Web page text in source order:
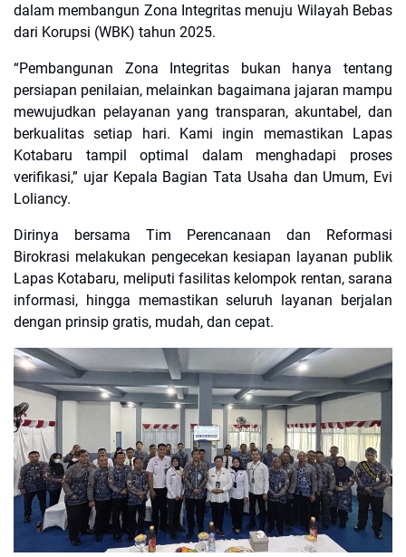
dalam membangun Zona Integritas menuju Wilayah Bebas
dari Korupsi (WBK) tahun 2025.
“Pembangunan Zona Integritas bukan hanya tentang
persiapan penilaian, melainkan bagaimana jajaran mampu
mewujudkan pelayanan yang transparan, akuntabel, dan
berkualitas setiap hari. Kami ingin memastikan Lapas
Kotabaru tampil optimal dalam menghadapi proses
verifikasi,” ujar Kepala Bagian Tata Usaha dan Umum, Evi
Loliancy.
Dirinya bersama Tim Perencanaan dan Reformasi
Birokrasi melakukan pengecekan kesiapan layanan publik
Lapas Kotabaru, meliputi fasilitas kelompok rentan, sarana
informasi, hingga memastikan seluruh layanan berjalan
dengan prinsip gratis, mudah, dan cepat.